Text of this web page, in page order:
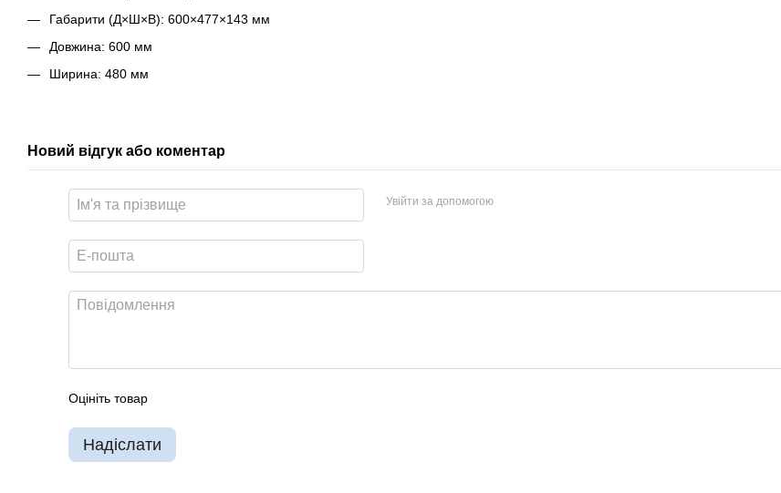
Габарити (Д×Ш×В): 600×477×143 мм
Довжина: 600 мм
Ширина: 480 мм
Новий відгук або коментар
Увійти за допомогою
Оцініть товар
Надіслати